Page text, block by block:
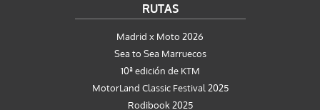
RUTAS
Madrid x Moto 2026
Sea to Sea Marruecos
10ª edición de KTM
MotorLand Classic Festival 2025
Rodibook 2025